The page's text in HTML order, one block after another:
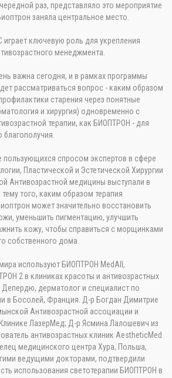
раз, представляло это мероприятие
заняла центральное место.
играет ключевую роль для укрепления
менеджмента.
важна сегодня, и в рамках программы
рассматриваться вопрос - каким образом
старения через понятные
и хирургия) одновременно с
терапии, как БИОПТРОН - для
благополучия.
пользующихся спросом экспертов в сфере
Пластической и Эстетической Хирургии
Антивозрастной медицины выступали в
тему того, каким образом терапия
может значительно восстановить
уменьшить пигментацию, улучшить
кожу, чтобы справиться с морщинками
собственного дома.
используют БИОПТРОН MedAll,
2 в клиниках красоты и антивозрастных
Депердю, дерматолог и специалист по
в Босолей, Франция. Д-р Богдан Димитрие
Антивозрастной ассоциации и
ЛазерМед; Д-р Ясмина Лалошевич из
антивозрастных клиник AestheticMed
медицинского центра Хура, Польша,
ведущими докторами, подтвердили
использования светотерапии БИОПТРОН в